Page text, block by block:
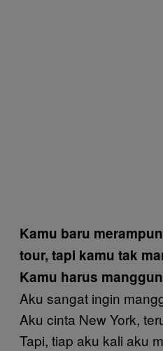
Kamu baru
tour, tapi kamu tak
Kamu harus
Aku sangat ingin
Aku cinta New York,
Tapi, tiap aku kali aku